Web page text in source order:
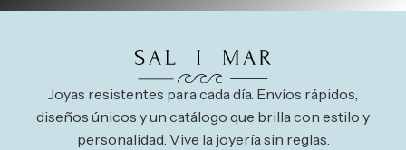
Joyas resistentes para cada día. Envíos rápidos,
diseños únicos y un catálogo que brilla con estilo y
personalidad. Vive la joyería sin reglas.